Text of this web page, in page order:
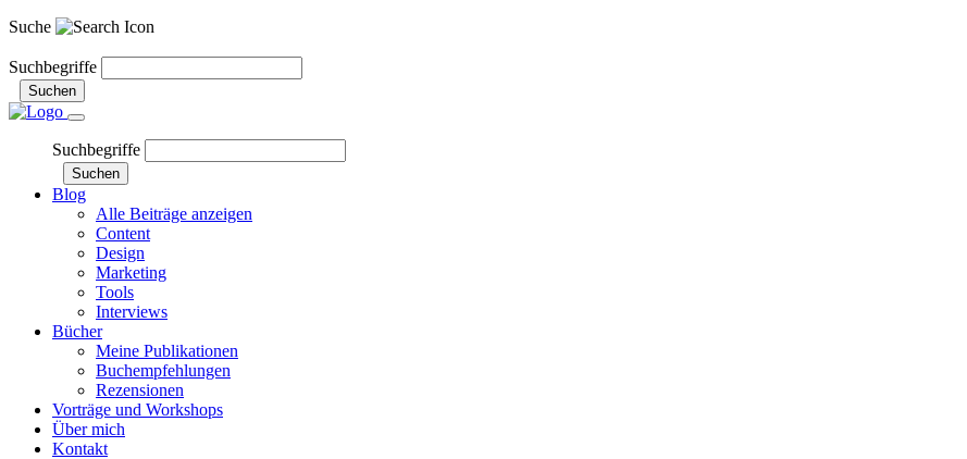
Suche
Suchbegriffe
Suchen
Suchbegriffe
Suchen
Blog
Alle Beiträge anzeigen
Content
Design
Marketing
Tools
Interviews
Bücher
Meine Publikationen
Buchempfehlungen
Rezensionen
Vorträge und Workshops
Über mich
Kontakt